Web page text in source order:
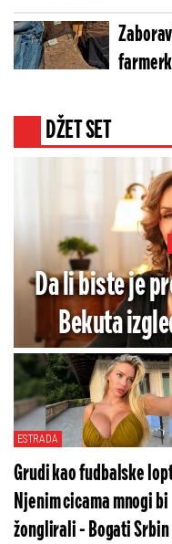
(VIDEO)
DŽET SET
Da li biste je
Bekuta
ESTRADA
Grudi kao fudbalske
Njenim cicama mnogi bi
žonglirali - Bogati Srbin